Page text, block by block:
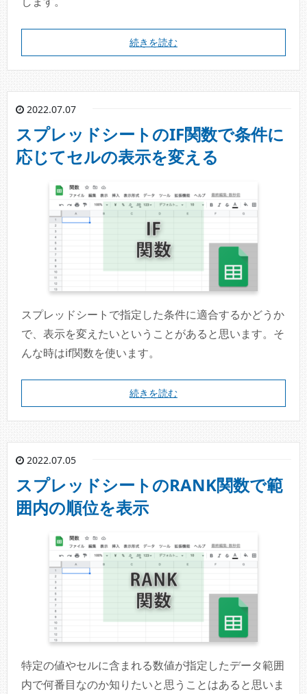
続きを読む
2022.07.07
スプレッドシートのIF関数で条件に
応じてセルの表示を変える
スプレッドシートで指定した条件に適合するかどうか
で、表示を変えたいということがあると思います。そ
んな時はif関数を使います。
続きを読む
2022.07.05
スプレッドシートのRANK関数で範
囲内の順位を表示
特定の値やセルに含まれる数値が指定したデータ範囲
内で何番目なのか知りたいと思うことはあると思いま